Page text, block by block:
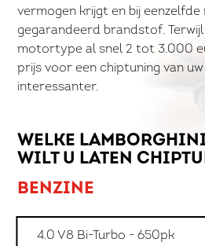
vermogen krijgt en bij
gegarandeerd brandstof.
motortype al snel 2 tot 3.000
prijs voor een chiptuning van
interessanter.
WELKE
WILT U LATEN
BENZINE
4.0 V8 Bi-Turbo - 650pk